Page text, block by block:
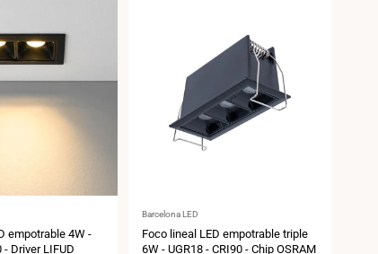
empotrable 4W -
- Driver LIFUD
Proveedor:
Barcelona LED
Foco lineal LED empotrable triple
6W - UGR18 - CRI90 - Chip OSRAM